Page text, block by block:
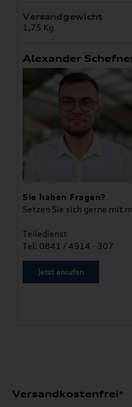
Versandgewicht
1,75 Kg
Alexander
Sie haben Fragen?
Setzen Sie sich gerne mit
Teiledienst
Tel: 0841 / 4914 - 307
Jetzt anrufen
Versandkostenfrei*